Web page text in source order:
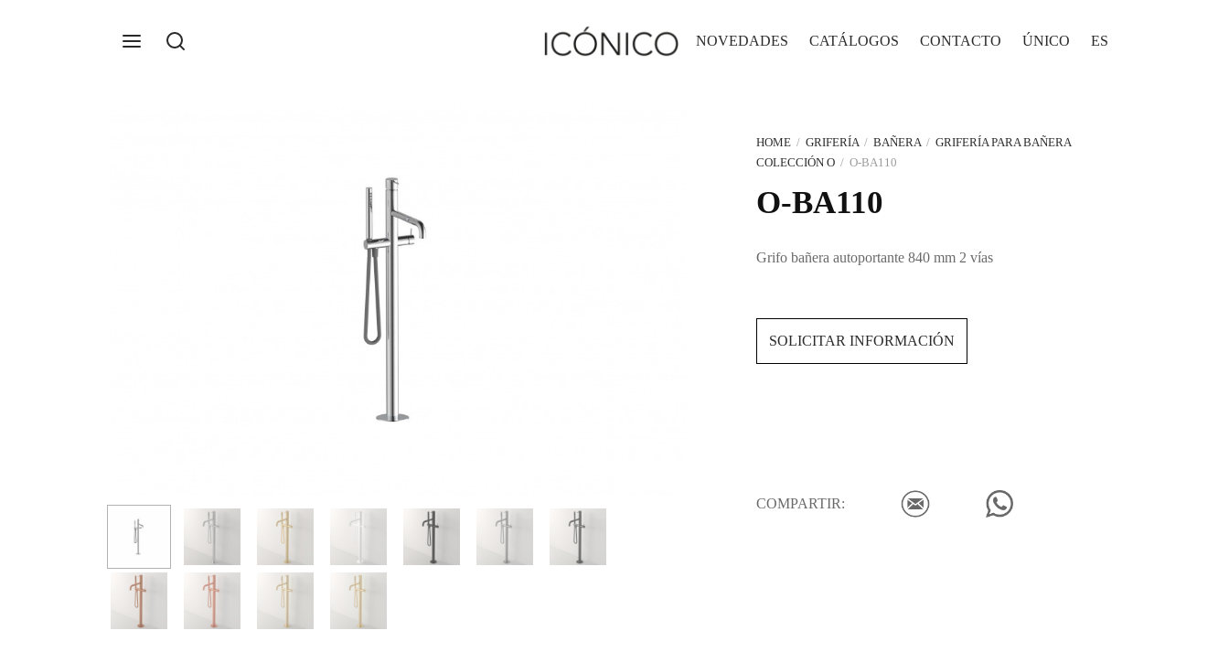
NOVEDADES CATÁLOGOS CONTACTO ÚNICO ES
HOME / GRIFERÍA / BAÑERA / GRIFERÍA PARA BAÑERA
COLECCIÓN O / O-BA110
O-BA110
Grifo bañera autoportante 840 mm 2 vías
SOLICITAR INFORMACIÓN
COMPARTIR: